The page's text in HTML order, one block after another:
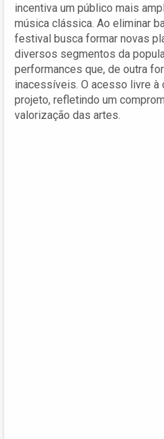
incentiva um público mais
música clássica. Ao eliminar
festival busca formar novas
diversos segmentos da
performances que, de outra
inacessíveis. O acesso livre à
projeto, refletindo um
valorização das artes.